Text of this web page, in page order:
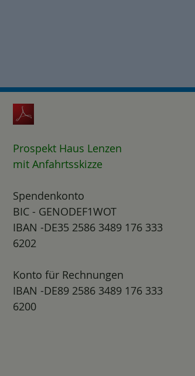
Prospekt Haus Lenzen
mit Anfahrtsskizze
Spendenkonto
BIC - GENODEF1WOT
IBAN -DE35 2586 3489 176 333
6202
Konto für Rechnungen
IBAN -DE89 2586 3489 176 333
6200